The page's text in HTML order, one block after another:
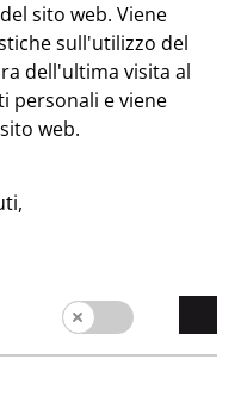
sito web. Viene
sull'utilizzo del
dell'ultima visita al
personali e viene
web.